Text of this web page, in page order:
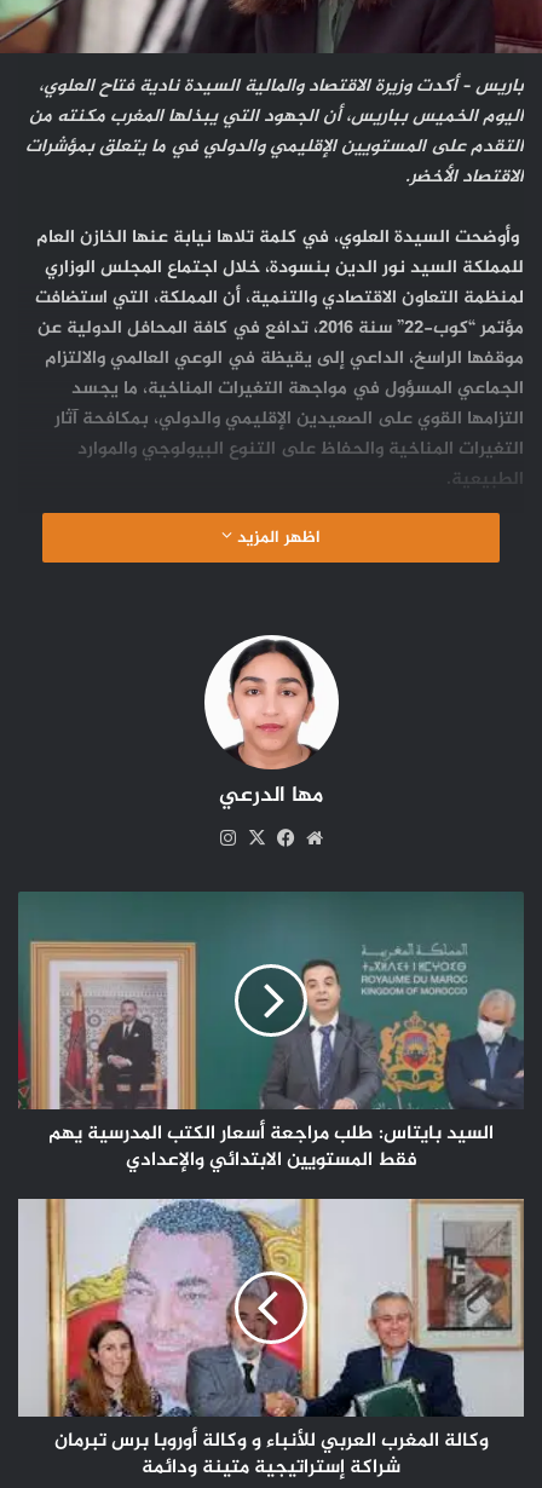
باريس – أكدت وزيرة الاقتصاد والمالية السيدة نادية فتاح العلوي،
اليوم الخميس بباريس، أن الجهود التي يبذلها المغرب مكنته من
التقدم على المستويين الإقليمي والدولي في ما يتعلق بمؤشرات
الاقتصاد الأخضر.
وأوضحت السيدة العلوي، في كلمة تلاها نيابة عنها الخازن العام
للمملكة السيد نور الدين بنسودة، خلال اجتماع المجلس الوزاري
لمنظمة التعاون الاقتصادي والتنمية، أن المملكة، التي استضافت
مؤتمر “كوب-22” سنة 2016، تدافع في كافة المحافل الدولية عن
موقفها الراسخ، الداعي إلى يقيظة في الوعي العالمي والالتزام
الجماعي المسؤول في مواجهة التغيرات المناخية، ما يجسد
التزامها القوي على الصعيدين الإقليمي والدولي، بمكافحة آثار
التغيرات المناخية والحفاظ على التنوع البيولوجي والموارد
الطبيعية.
اظهر المزيد
مها الدرعي
موقعفيسبوك
‫X
أسعار
الكتب
المدرسية
يهم
فقط
المستويين
السيد بايتاس: طلب مراجعة أسعار الكتب المدرسية يهم
فقط المستويين الابتدائي والإعدادي
وكالة
المغرب
العربي
للأنباء
وكالة
تبرمان
شراكةوكالة المغرب العربي للأنباء و وكالة أوروبا برس تبرمان
شراكة إستراتيجية متينة ودائمة